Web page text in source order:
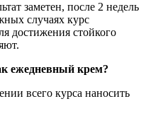
заметен, после 2 недель
случаях курс
достижения стойкого
ежедневный крем?
всего курса наносить